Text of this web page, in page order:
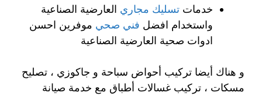
خدمات تسليك مجاري العارضية الصناعية
واستخدام افضل فني صحي موفرين احسن
ادوات صحية العارضية الصناعية
و هناك أيضا تركيب أحواض سباحة و جاكوزي ، تصليح
مسكات ، تركيب غسالات أطباق مع خدمة صيانة